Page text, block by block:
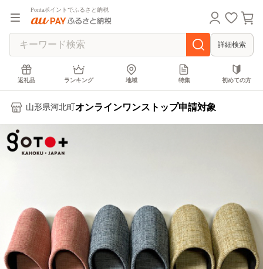
Pontaポイントでふるさと納税
詳細検索
返礼品 ランキング 地域 特集 初めての方
山形県河北町 オンラインワンストップ申請対象